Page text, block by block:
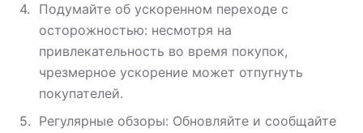
Подумайте об ускоренном переходе с
осторожностью: несмотря на
привлекательность во время покупок,
чрезмерное ускорение может отпугнуть
покупателей.
Регулярные обзоры: Обновляйте и сообщайте